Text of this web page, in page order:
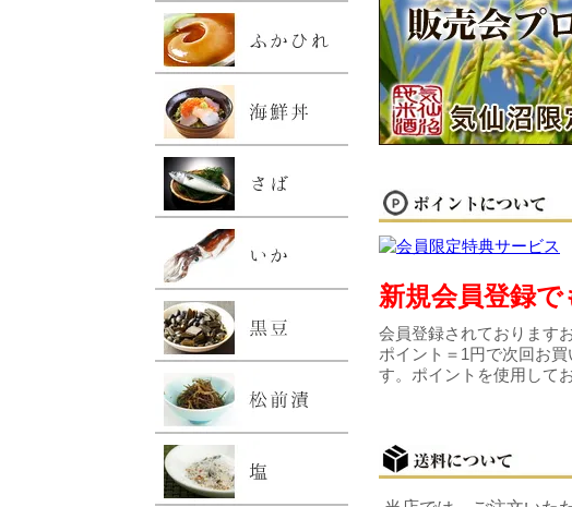
新規会員登録
会員登録されております
ポイント＝1円で次回お
す。ポイントを使用して